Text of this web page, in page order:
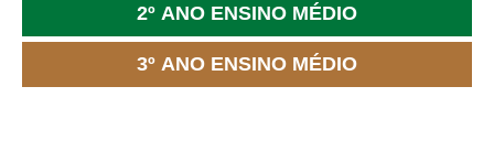
2º ANO ENSINO MÉDIO
3º ANO ENSINO MÉDIO